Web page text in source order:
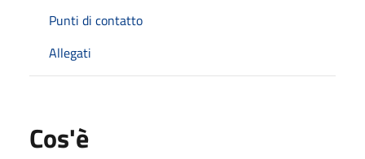
Punti di contatto
Allegati
Cos'è